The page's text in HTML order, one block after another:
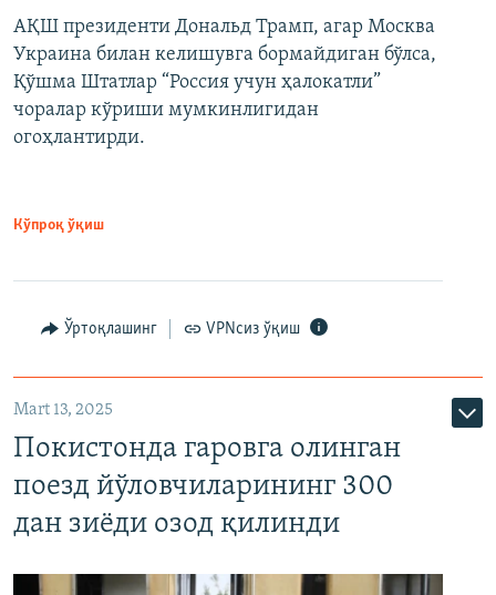
АҚШ президенти Дональд Трамп, агар Москва
Украина билан келишувга бормайдиган бўлса,
Қўшма Штатлар “Россия учун ҳалокатли”
чоралар кўриши мумкинлигидан
огоҳлантирди.
Кўпроқ ўқиш
Ўртоқлашинг VPNсиз ўқиш
Mart 13, 2025
Покистонда гаровга олинган
поезд йўловчиларининг 300
дан зиёди озод қилинди